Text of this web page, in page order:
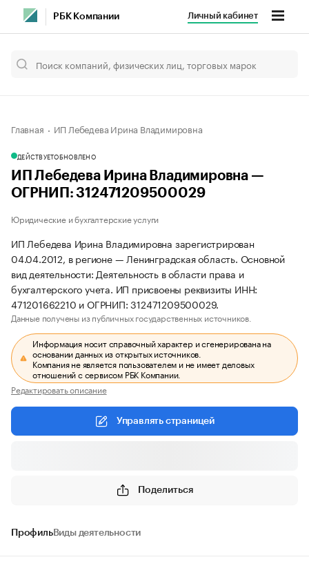
РБК Компании Личный кабинет
Главная ИП Лебедева Ирина Владимировна
ДЕЙСТВУЕТОБНОВЛЕНО
ИП Лебедева Ирина Владимировна —
ОГРНИП: 312471209500029
Юридические и бухгалтерские услуги
ИП Лебедева Ирина Владимировна зарегистрирован
04.04.2012, в регионе — Ленинградская область. Основной
вид деятельности: Деятельность в области права и
бухгалтерского учета. ИП присвоены реквизиты ИНН:
471201662210 и ОГРНИП: 312471209500029.
Данные получены из публичных государственных источников.
Информация носит справочный характер и сгенерирована на
основании данных из открытых источников.
Компания не является пользователем и не имеет деловых
отношений с сервисом РБК Компании.
Редактировать описание
Управлять страницей
Поделиться
ПрофильВиды деятельности